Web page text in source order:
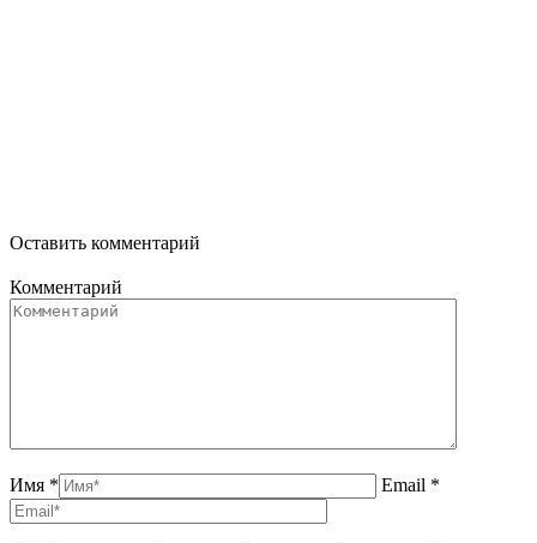
Оставить комментарий
Комментарий
Имя * Email *